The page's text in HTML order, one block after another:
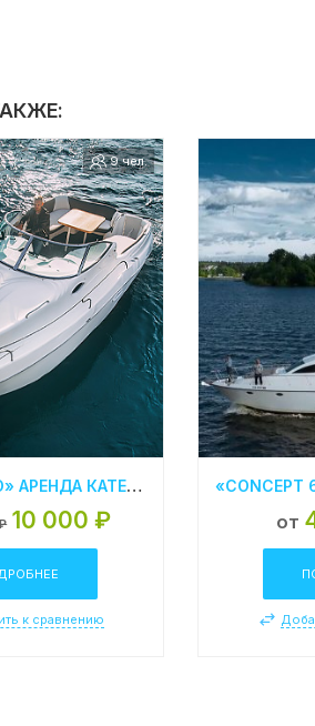
9 чел.
«MOTO MOTO» АРЕНДА КАТЕРА В СПБ
10 000 ₽
к сравнению
от